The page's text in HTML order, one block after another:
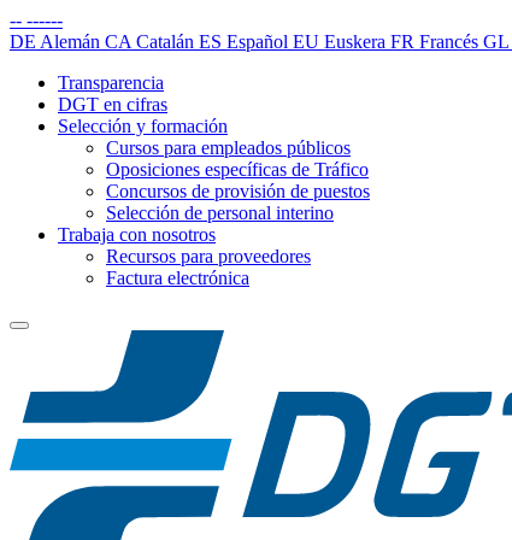
-- ------
DE Alemán CA Catalán ES Español EU Euskera FR Francés GL
Transparencia
DGT en cifras
Selección y formación
Cursos para empleados públicos
Oposiciones específicas de Tráfico
Concursos de provisión de puestos
Selección de personal interino
Trabaja con nosotros
Recursos para proveedores
Factura electrónica